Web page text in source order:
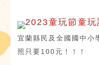
2023童玩節童玩
宜蘭縣民及全國國中小
照只要100元！！！